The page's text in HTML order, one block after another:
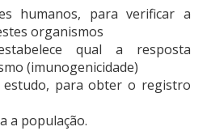
humanos, para verificar a
organismos
qual a resposta
(imunogenicidade)
estudo, para obter o registro
a população.